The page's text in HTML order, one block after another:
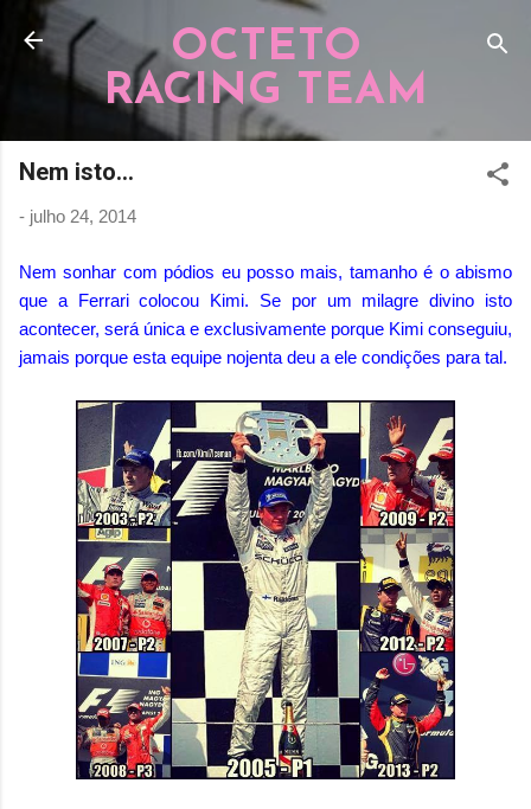
Pular para o conteúdo principal
OCTETO
RACING TEAM
Nem isto...
- julho 24, 2014
Nem sonhar com pódios eu posso mais, tamanho é o abismo
que a Ferrari colocou Kimi. Se por um milagre divino isto
acontecer, será única e exclusivamente porque Kimi conseguiu,
jamais porque esta equipe nojenta deu a ele condições para tal.